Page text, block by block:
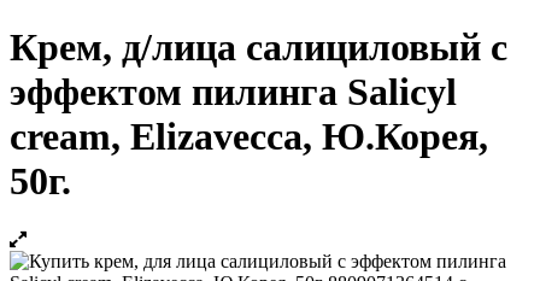
Крем, д/лица салициловый с
эффектом пилинга Salicyl
cream, Elizavecca, Ю.Корея,
50г.